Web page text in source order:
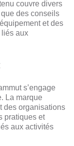
couvre divers
des conseils
et des
liés aux
s’engage
La marque
des organisations
pratiques et
aux activités